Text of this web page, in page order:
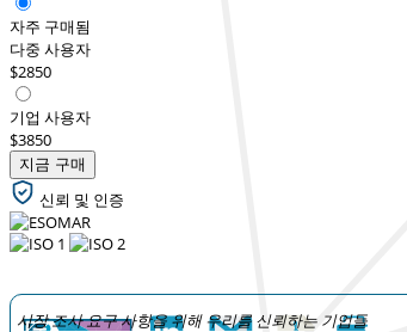
자주 구매됨
다중 사용자
$2850
기업 사용자
$3850
지금 구매
신뢰 및 인증
시장 조사 요구 사항을 위해 우리를 신뢰하는 기업들